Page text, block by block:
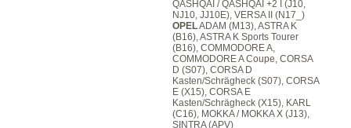
QASHQAI / QASHQAI +2 I (J10,
NJ10, JJ10E), VERSA II (N17_)
OPELADAM (M13), ASTRA K
(B16), ASTRA K Sports Tourer
(B16), COMMODORE A,
COMMODORE A Coupe, CORSA
D (S07), CORSA D
Kasten/Schrägheck (S07), CORSA
E (X15), CORSA E
Kasten/Schrägheck (X15), KARL
(C16), MOKKA / MOKKA X (J13),
SINTRA (APV)